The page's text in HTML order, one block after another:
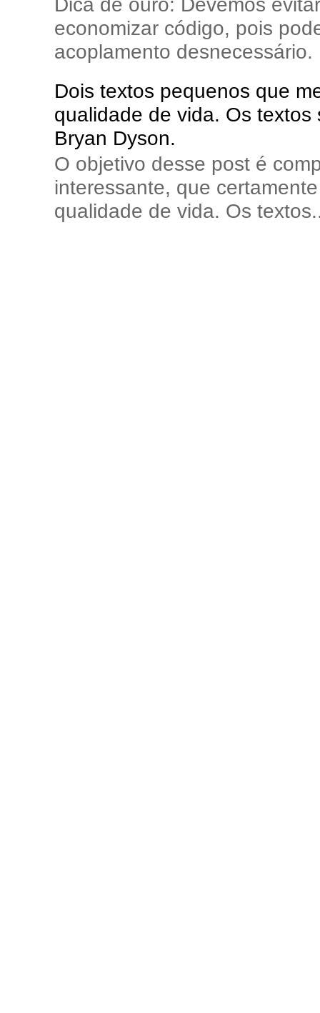
Dica de ouro: Devemos
economizar código, pois
acoplamento
Dois textos pequenos que
qualidade de vida. Os
Bryan Dyson.
O objetivo desse post é
interessante, que
qualidade de vida. Os